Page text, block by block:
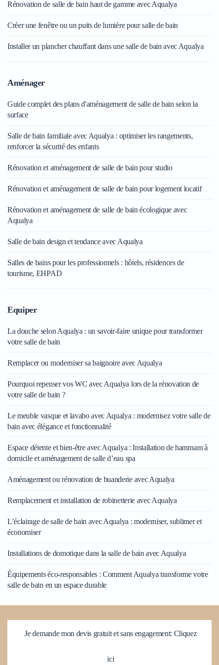
Rénovation de salle de bain haut de gamme avec Aqualya
Créer une fenêtre ou un puits de lumière pour salle de bain
Installer un plancher chauffant dans une salle de bain avec Aqualya
Aménager
Guide complet des plans d'aménagement de salle de bain selon la
surface
Salle de bain familiale avec Aqualya : optimiser les rangements,
renforcer la sécurité des enfants
Rénovation et aménagement de salle de bain pour studio
Rénovation et aménagement de salle de bain pour logement locatif
Rénovation et aménagement de salle de bain écologique avec
Aqualya
Salle de bain design et tendance avec Aqualya
Salles de bains pour les professionnels : hôtels, résidences de
tourisme, EHPAD
Equiper
La douche selon Aqualya : un savoir-faire unique pour transformer
votre salle de bain
Remplacer ou moderniser sa baignoire avec Aqualya
Pourquoi repenser vos WC avec Aqualya lors de la rénovation de
votre salle de bain ?
Le meuble vasque et lavabo avec Aqualya : modernisez votre salle de
bain avec élégance et fonctionnalité
Espace détente et bien-être avec Aqualya : Installation de hammam à
domicile et aménagement de salle d’eau spa
Aménagement ou rénovation de buanderie avec Aqualya
Remplacement et installation de robinetterie avec Aqualya
L’éclairage de salle de bain avec Aqualya : moderniser, sublimer et
économiser
Installations de domotique dans la salle de bain avec Aqualya
Équipements éco-responsables : Comment Aqualya transforme votre
salle de bain en un espace durable
Je demande mon devis gratuit et sans engagement: Cliquez
ici